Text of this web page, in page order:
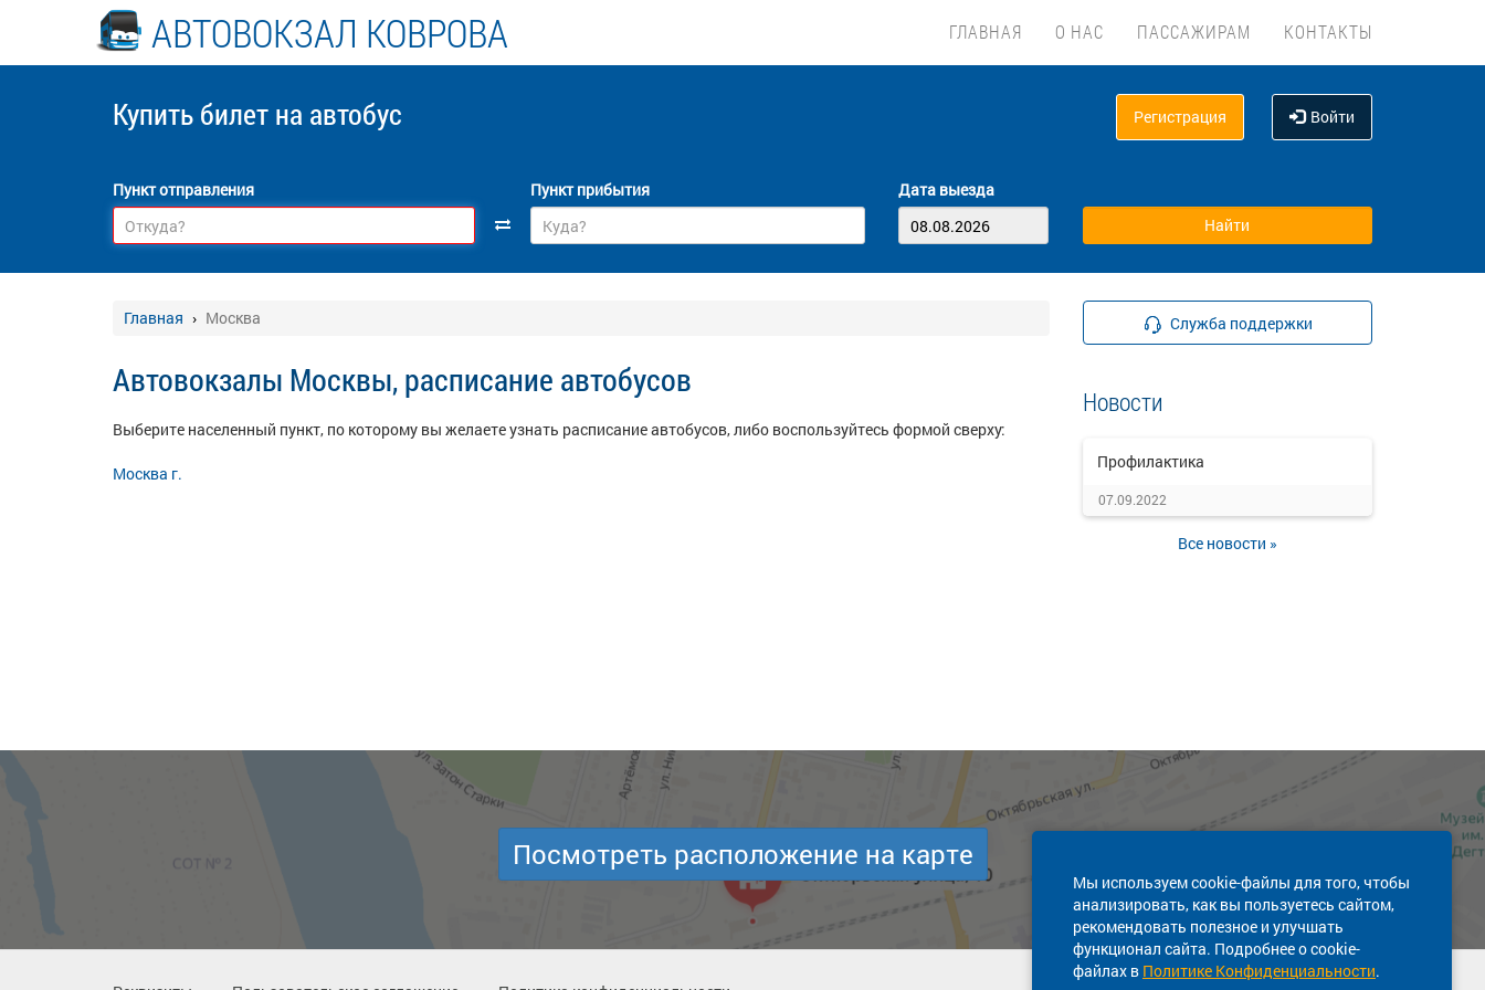
АВТОВОКЗАЛ КОВРОВА ГЛАВНАЯ О НАС ПАССАЖИРАМ КОНТАКТЫ
Купить билет на автобус Регистрация Войти
Пункт отправления Пункт прибытия Дата выезда
Главная Москва
Автовокзалы Москвы, расписание автобусов
Выберите населенный пункт, по которому вы желаете узнать расписание автобусов, либо воспользуйтесь формой сверху:
Москва г.
Служба поддержки
Новости
Профилактика
07.09.2022
Все новости »
Мы используем cookie-файлы для того, чтобы
анализировать, как вы пользуетесь сайтом,
рекомендовать полезное и улучшать
функционал сайта. Подробнее о cookie-
файлах в Политике Конфиденциальности.
Посмотреть расположение на карте